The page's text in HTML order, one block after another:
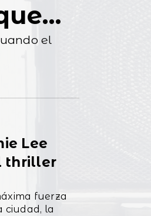
el
Lee
thriller
fuerza
ciudad, la